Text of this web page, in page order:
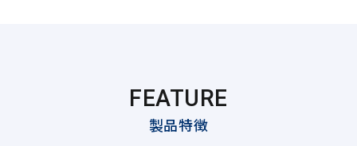
FEATURE
製品特徴